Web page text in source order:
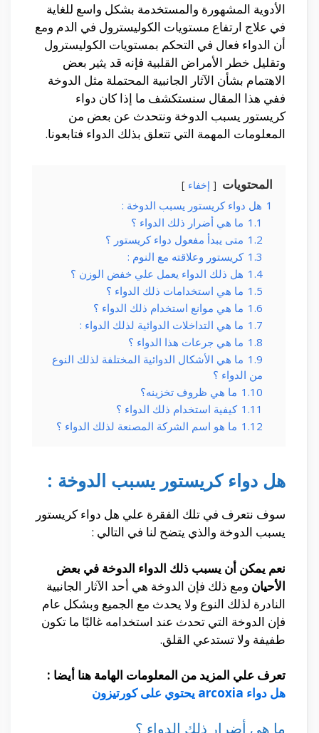
الأدوية المشهورة والمستخدمة بشكل واسع للغاية
في علاج ارتفاع مستويات الكوليسترول في الدم ومع
أن الدواء فعال في التحكم بمستويات الكوليسترول
وتقليل خطر الأمراض القلبية فإنه قد يثير بعض
الاهتمام بشأن الآثار الجانبية المحتملة مثل الدوخة
ففي هذا المقال سنستكشف ما إذا كان دواء
كريستور يسبب الدوخة ونتحدث عن بعض من
المعلومات المهمة التي تتعلق بذلك الدواء فتابعونا.
المحتويات إخفاء
1 هل دواء كريستور يسبب الدوخة :
1.1 ما هي أضرار ذلك الدواء ؟
1.2 متى يبدأ مفعول دواء كريستور ؟
1.3 كريستور وعلاقته مع النوم :
1.4 هل ذلك الدواء يعمل علي خفض الوزن ؟
1.5 ما هي استخدامات ذلك الدواء ؟
1.6 ما هي موانع استخدام ذلك الدواء ؟
1.7 ما هي التداخلات الدوائية لذلك الدواء :
1.8 ما هي جرعات هذا الدواء ؟
1.9 ما هي الأشكال الدوائية المختلفة لذلك النوع
من الدواء ؟
1.10 ما هي ظروف تخزينه؟
1.11 كيفية استخدام ذلك الدواء ؟
1.12 ما هو اسم الشركة المصنعة لذلك الدواء ؟
هل دواء كريستور يسبب الدوخة :
سوف نتعرف في تلك الفقرة علي هل دواء كريستور
يسبب الدوخة والذي يتضح لنا في التالي :
نعم يمكن أن يسبب ذلك الدواء الدوخة في بعض
الأحيان ومع ذلك فإن الدوخة هي أحد الآثار الجانبية
النادرة لذلك النوع ولا يحدث مع الجميع وبشكل عام
فإن الدوخة التي تحدث عند استخدامه غالبًا ما تكون
طفيفة ولا تستدعي القلق.
تعرف علي المزيد من المعلومات الهامة هنا أيضا :
هل دواء arcoxia يحتوي على كورتيزون
ما هي أضرار ذلك الدواء ؟